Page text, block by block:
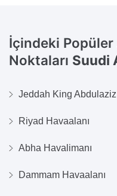
İçindeki
Noktaları Suudi
Jeddah King Abdulaziz
Riyad Havaalanı
Abha Havalimanı
Dammam Havaalanı